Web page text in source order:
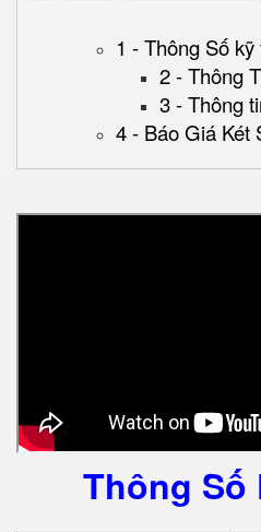
1 - Thông Số kỹ
2 - Thông
3 - Thông
4 - Báo Giá Két
Thông Số